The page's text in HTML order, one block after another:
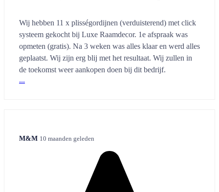
Wij hebben 11 x plisségordijnen (verduisterend) met click
systeem gekocht bij Luxe Raamdecor. 1e afspraak was
opmeten (gratis). Na 3 weken was alles klaar en werd alles
geplaatst. Wij zijn erg blij met het resultaat. Wij zullen in
de toekomst weer aankopen doen bij dit bedrijf.
...
M&M 10 maanden geleden